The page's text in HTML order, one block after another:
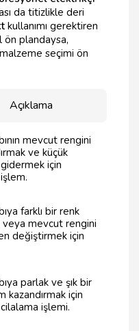
da titizlikle deri
kullanımı gerektiren
ön plandaysa,
seçimi ön
Açıklama
mevcut rengini
ve küçük
için
farklı bir renk
mevcut rengini
değiştirmek için
parlak ve şık bir
kazandırmak için
işlemi.